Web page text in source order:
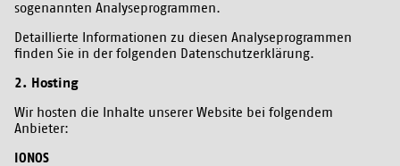
sogenannten Analyseprogrammen.
Detaillierte Informationen zu diesen Analyseprogrammen
finden Sie in der folgenden Datenschutzerklärung.
2. Hosting
Wir hosten die Inhalte unserer Website bei folgendem
Anbieter:
IONOS